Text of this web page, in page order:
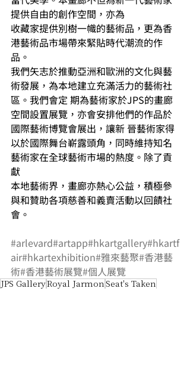
提供自由的創作空間，亦為
收藏家提供別樹一幟的藝術品，更為香
港藝術品市場帶來緊貼時代潮流的作
品。
我們矢志於推動亞洲和歐洲的文化與藝
術發展，為本地建立充滿活力的藝術社
區。我們會定 期為藝術家於JPS的畫廊
空間設置展覽，亦會安排他們的作品於
國際藝術博覽會展出，讓新 晉藝術家得
以於國際舞台嶄露頭角，同時維持知名
藝術家在全球藝術市場的熱度。除了貢
獻
本地藝術界，畫廊亦熱心公益，積極參
與和贊助各項慈善和義賣活動以回饋社
會。
#arlevard#artapp#hkartgallery#hkartf
air#hkartexhibition#雅來藝聚#香港藝
術#香港藝術展覽#個人展覽
JPS GalleryRoyal Jarmon Seat's Taken